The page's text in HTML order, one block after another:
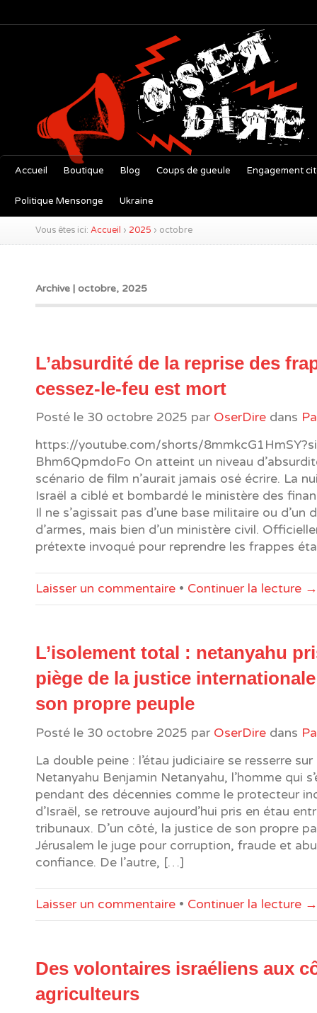
Accueil Boutique Blog Coups de gueule Engagement
Politique Mensonge Ukraine
Vous êtes ici: Accueil › 2025 › octobre
Archive | octobre, 2025
L’absurdité de la reprise des
cessez-le-feu est mort
Posté le 30 octobre 2025 par OserDire dans
https://youtube.com/shorts/
Bhm6QpmdoFo On atteint un niveau
scénario de film n’aurait jamais osé écrire. La
Israël a ciblé et bombardé le ministère des
Il ne s’agissait pas d’une base militaire ou d’un
d’armes, mais bien d’un ministère civil.
prétexte invoqué pour reprendre les frappes
Laisser un commentaire • Continuer la lecture →
L’isolement total : netanyahu
piège de la justice
son propre peuple
Posté le 30 octobre 2025 par OserDire dans
La double peine : l’étau judiciaire se resserre
Netanyahu Benjamin Netanyahu, l’homme qui
pendant des décennies comme le protecteur
d’Israël, se retrouve aujourd’hui pris en étau
tribunaux. D’un côté, la justice de son propre
Jérusalem le juge pour corruption, fraude et
confiance. De l’autre, […]
Laisser un commentaire • Continuer la lecture →
Des volontaires israéliens aux
agriculteurs